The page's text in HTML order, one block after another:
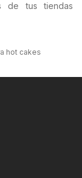
de tus tiendas
hot cakes